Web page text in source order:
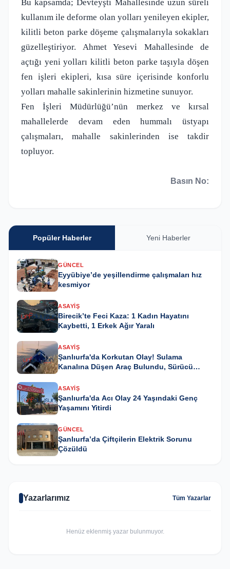
Bu kapsamda; Devteyşti Mahallesinde uzun süreli
kullanım ile deforme olan yolları yenileyen ekipler,
kilitli beton parke döşeme çalışmalarıyla sokakları
güzelleştiriyor. Ahmet Yesevi Mahallesinde de
açtığı yeni yolları kilitli beton parke taşıyla döşen
fen işleri ekipleri, kısa süre içerisinde konforlu
yolları mahalle sakinlerinin hizmetine sunuyor.
Fen İşleri Müdürlüğü’nün merkez ve kırsal
mahallelerde devam eden hummalı üstyapı
çalışmaları, mahalle sakinlerinden ise takdir
topluyor.
Basın No:
Popüler Haberler Yeni Haberler
GÜNCEL
Eyyübiye’de yeşillendirme çalışmaları hız
kesmiyor
ASAYIŞ
Birecik’te Feci Kaza: 1 Kadın Hayatını
Kaybetti, 1 Erkek Ağır Yaralı
ASAYIŞ
Şanlıurfa'da Korkutan Olay! Sulama
Kanalına Düşen Araç Bulundu, Sürücü
ASAYIŞ
Şanlıurfa'da Acı Olay 24 Yaşındaki Genç
Yaşamını Yitirdi
GÜNCEL
Şanlıurfa’da Çiftçilerin Elektrik Sorunu
Çözüldü
Yazarlarımız Tüm Yazarlar
Henüz eklenmiş yazar bulunmuyor.